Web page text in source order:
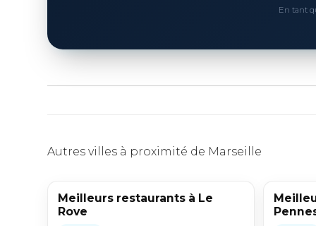
En tant
Autres villes à proximité de Marseille
Meilleurs restaurants à Le
Rove